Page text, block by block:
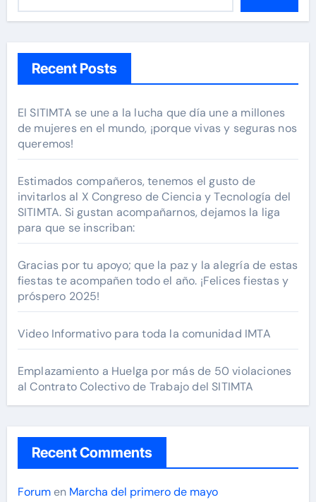
Recent Posts
El SITIMTA se une a la lucha que día une a millones
de mujeres en el mundo, ¡porque vivas y seguras nos
queremos!
Estimados compañeros, tenemos el gusto de
invitarlos al X Congreso de Ciencia y Tecnología del
SITIMTA. Si gustan acompañarnos, dejamos la liga
para que se inscriban:
Gracias por tu apoyo; que la paz y la alegría de estas
fiestas te acompañen todo el año. ¡Felices fiestas y
próspero 2025!
Video Informativo para toda la comunidad IMTA
Emplazamiento a Huelga por más de 50 violaciones
al Contrato Colectivo de Trabajo del SITIMTA
Recent Comments
Forumen Marcha del primero de mayo